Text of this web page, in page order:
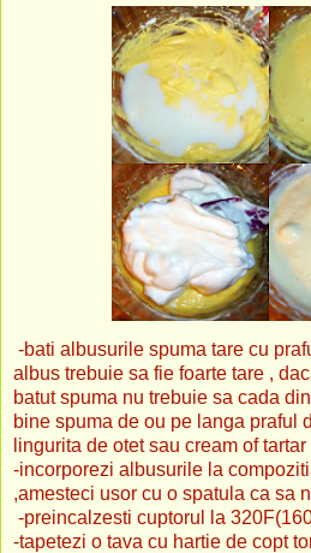
-bati albusurile spuma tare cu
albus trebuie sa fie foarte tare ,
batut spuma nu trebuie sa cada
bine spuma de ou pe langa praful
lingurita de otet sau cream of tartar
-incorporezi albusurile la
,amesteci usor cu o spatula ca sa
-preincalzesti cuptorul la
-tapetezi o tava cu hartie de copt